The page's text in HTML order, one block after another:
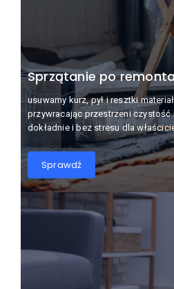
Sprzątanie po
usuwamy kurz, pył i resztki
przywracając przestrzeni czystość
dokładnie i bez stresu dla